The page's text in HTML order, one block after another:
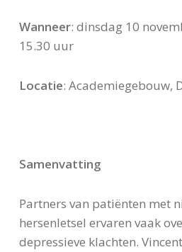
Wanneer: dinsdag 10
15.30 uur
Locatie: Academiegebouw,
Samenvatting
Partners van patiënten met
hersenletsel ervaren vaak
depressieve klachten.